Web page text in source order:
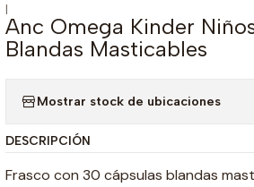
|
Anc Omega Kinder
Blandas Masticables
Mostrar stock de ubicaciones
DESCRIPCIÓN
Frasco con 30 cápsulas blandas